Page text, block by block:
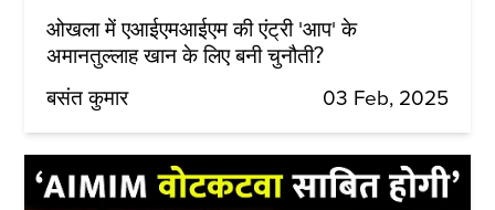
ओखला में एआईएमआईएम की एंट्री 'आप' के
अमानतुल्लाह खान के लिए बनी चुनौती?
बसंत कुमार 03 Feb, 2025